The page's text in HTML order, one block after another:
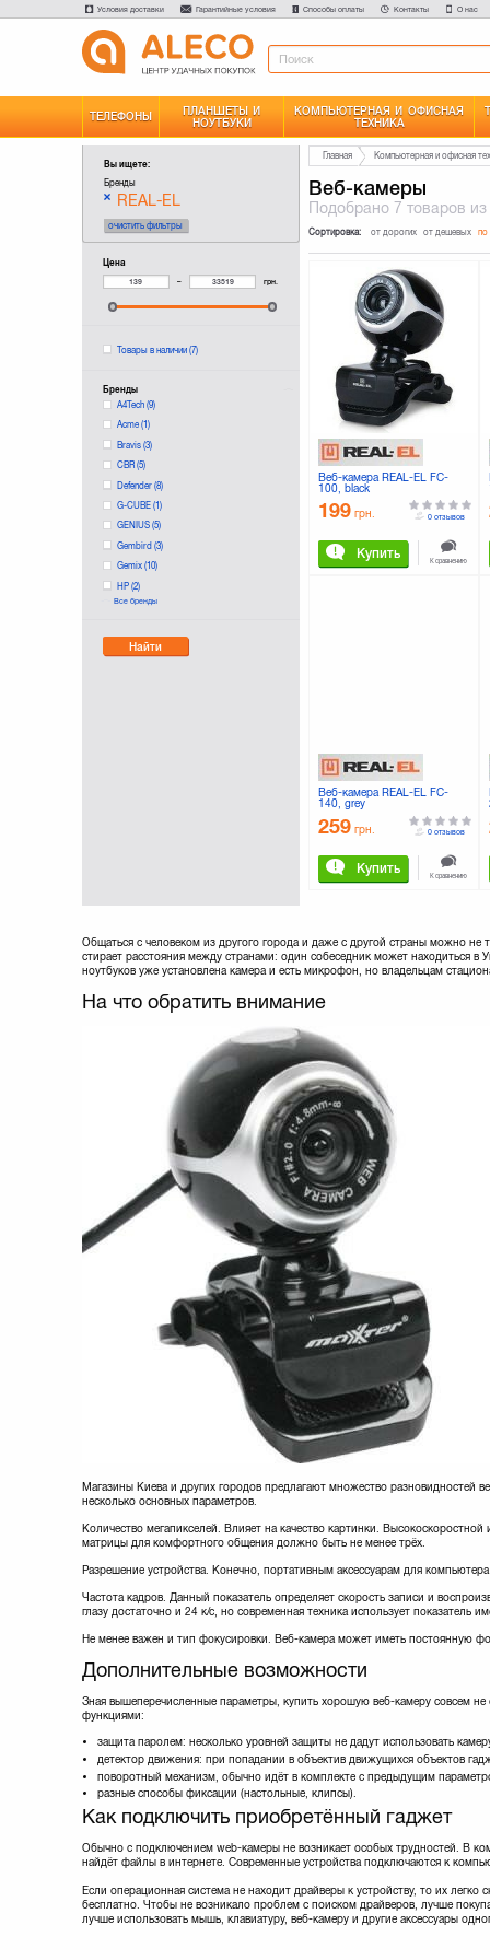
Условия доставки Гарантийные условия Способы оплаты Контакты О нас
ТЕЛЕФОНЫ
ПЛАНШЕТЫ И
НОУТБУКИ
КОМПЬЮТЕРНАЯ И ОФИСНАЯ
ТЕХНИКА
Вы ищете:
Бренды
REAL-EL
очистить фильтры
Цена
– грн.
Товары в наличии(7)
Бренды
A4Tech(9)
Acme(1)
Bravis(3)
CBR(5)
Defender(8)
G-CUBE(1)
GENIUS(5)
Gembird(3)
Gemix(10)
HP(2)
LOGITECH
Maxxter(1)
Все бренды
Найти
Главная Компьютерная и офисная
Веб-камеры
Подобрано7 товаров
Сортировка: от дорогих от дешевых по
Веб-камера REAL-EL FC-
100, black
199 грн.
Купить
0 отзывов
К сравнению
Веб-камера REAL-EL FC-
140, grey
259 грн.
Купить
0 отзывов
К сравнению
Общаться с человеком из другого города и даже с другой страны можно
стирает расстояния между странами: один собеседник может находиться
ноутбуков уже установлена камера и есть микрофон, но владельцам
На что обратить внимание
Магазины Киева и других городов предлагают множество разновидностей
несколько основных параметров.
Количество мегапикселей. Влияет на качество картинки.
матрицы для комфортного общения должно быть не менее трёх.
Разрешение устройства. Конечно, портативным аксессуарам для
Частота кадров. Данный показатель определяет скорость записи и
глазу достаточно и 24 к/с, но современная техника использует показатель
Не менее важен и тип фокусировки. Веб-камера может иметь постоянную
Дополнительные возможности
Зная вышеперечисленные параметры, купить хорошую веб-камеру совсем
функциями:
защита паролем: несколько уровней защиты не дадут использовать
детектор движения: при попадании в объектив движущихся объектов
поворотный механизм, обычно идёт в комплекте с предыдущим
разные способы фиксации (настольные, клипсы).
Как подключить приобретённый гаджет
Обычно с подключением web-камеры не возникает особых трудностей. В
найдёт файлы в интернете. Современные устройства подключаются к
Если операционная система не находит драйверы к устройству, то их
бесплатно. Чтобы не возникало проблем с поиском драйверов, лучше
лучше использовать мышь, клавиатуру, веб-камеру и другие аксессуары